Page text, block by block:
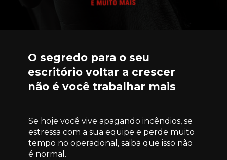
O segredo para o seu
escritório voltar a crescer
não é você trabalhar mais
Se hoje você vive apagando incêndios, se
estressa com a sua equipe e perde muito
tempo no operacional, saiba que isso não
é normal.